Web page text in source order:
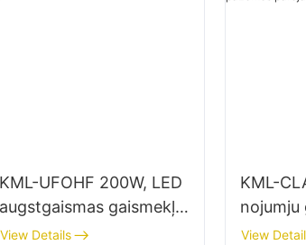
KML-UFOHF 200W, LED
augstgaismas gaismekļu
piegādātājs iekštelpu
View Details
KML-
nojumju
View